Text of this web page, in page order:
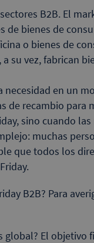
B2B. El
de bienes de
o bienes de
su vez, fabrican
en un
de recambio para
sino cuando las
muchas
que todos los
B2B? Para
global? El objetivo